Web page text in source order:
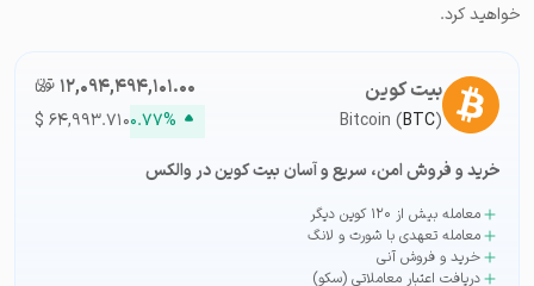
خواهید کرد.
بیت کوین
Bitcoin (BTC)
۱۲,۰۹۴,۴۹۴,۱۰۱.۰۰تومان-ء
$ ۶۴,۹۹۳.۷۱۰۰.۷۷%
خرید و فروش امن، سریع و آسان بیت کوین در والکس
معامله بیش از ۱۲۰ کوین دیگر
معامله تعهدی با شورت و لانگ
خرید و فروش آنی
دریافت اعتبار معاملاتی (سکو)